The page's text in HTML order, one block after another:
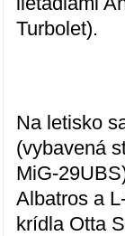
Turbolet).
Na letisko
(vybavená
MiG-
Albatros a
krídla Otta